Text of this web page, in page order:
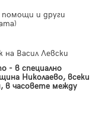
помощи и други
Васил Левски
- в специално
Николаево, всеки
в часовете между